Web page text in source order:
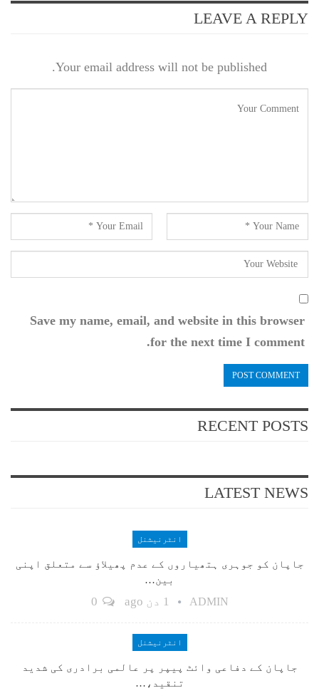
LEAVE A REPLY
Your email address will not be published.
Save my name, email, and website in this browser
for the next time I comment.
RECENT POSTS
LATEST NEWS
انٹرنیشنل
جاپان کو جوہری ہتھیاروں کے عدم پھیلاؤ سے متعلق اپنی
بین…
ADMIN 1 دن ago
انٹرنیشنل
جاپان کے دفاعی وائٹ پیپر پر عالمی برادری کی شدید
تنقید،…